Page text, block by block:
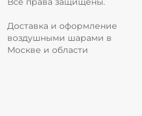
Доставка и оформление
воздушными шарами в
Москве и области